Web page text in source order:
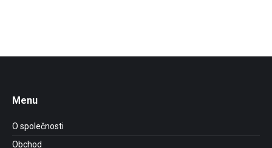
Menu
O společnosti
Obchod